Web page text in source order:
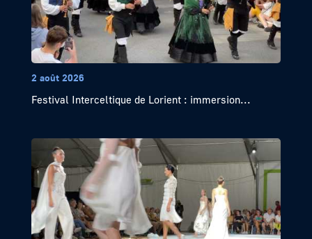
2 août 2026
Festival Interceltique de Lorient : immersion...